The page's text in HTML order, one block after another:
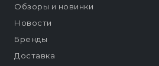
Обзоры и новинки
Новости
Бренды
Доставка